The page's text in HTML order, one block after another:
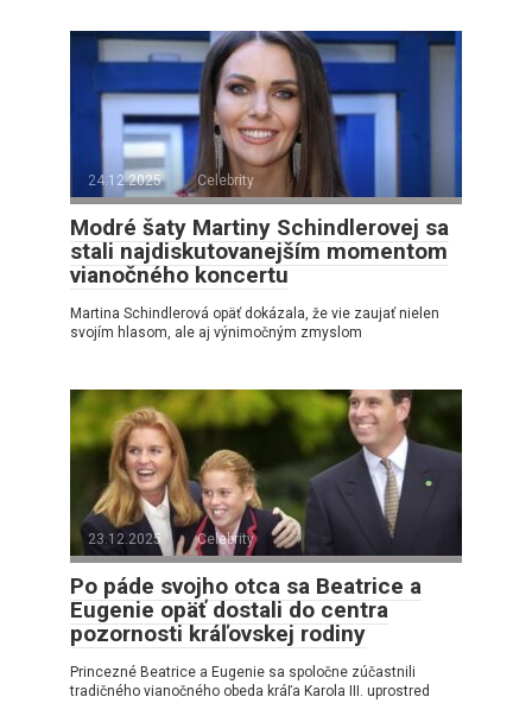
24.12.2025 Celebrity
Modré šaty Martiny Schindlerovej sa
stali najdiskutovanejším momentom
vianočného koncertu
Martina Schindlerová opäť dokázala, že vie zaujať nielen
svojím hlasom, ale aj výnimočným zmyslom
23.12.2025 Celebrity
Po páde svojho otca sa Beatrice a
Eugenie opäť dostali do centra
pozornosti kráľovskej rodiny
Princezné Beatrice a Eugenie sa spoločne zúčastnili
tradičného vianočného obeda kráľa Karola III. uprostred